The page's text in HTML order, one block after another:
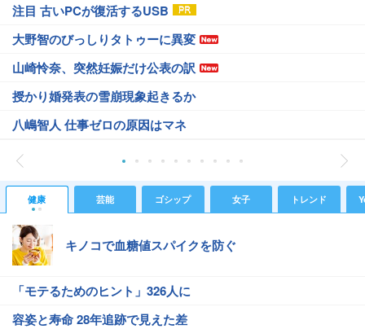
注目 古いPCが復活するUSB
大野智のびっしりタトゥーに異変
山崎怜奈、突然妊娠だけ公表の訳
授かり婚発表の雪崩現象起きるか
八嶋智人 仕事ゼロの原因はマネ
健康 芸能 ゴシップ 女子 トレンド
キノコで血糖値スパイクを防ぐ
「モテるためのヒント」326人に
容姿と寿命 28年追跡で見えた差